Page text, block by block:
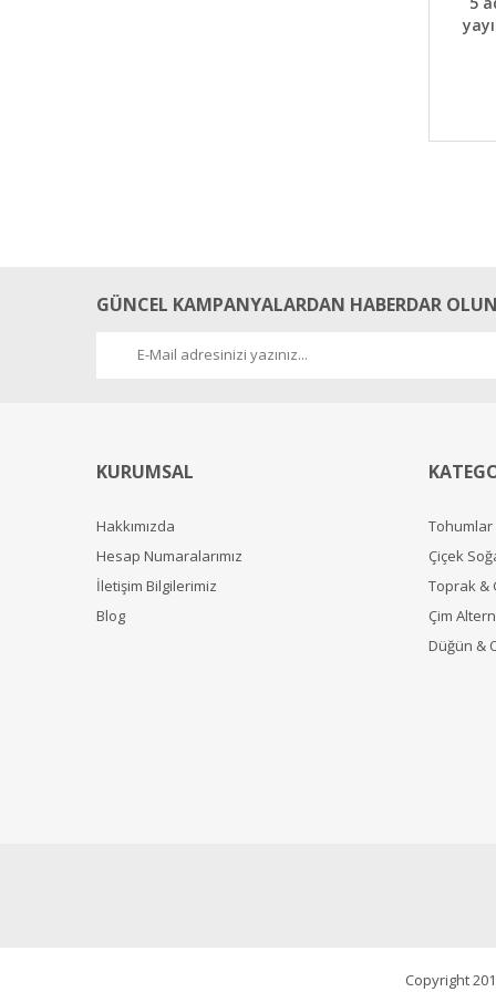
GÜNCEL KAMPANYALARDAN HABERDAR
KURUMSAL
Hakkımızda
Hesap Numaralarımız
İletişim Bilgilerimiz
Blog
Tohumlar
Çiçek
Toprak &
Çim
Düğün &
Copyright